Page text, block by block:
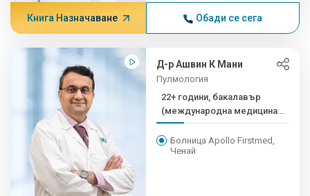
Книга Назначаване Обади се сега
Д-р Ашвин К Мани
Пулмология
22+ години, бакалавър
(международна медицина),
...
Болница Apollo Firstmed,
Ченай